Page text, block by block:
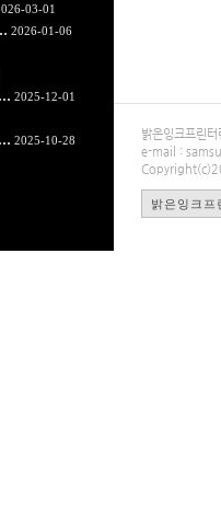
03-01
2026-01-06
… 2025-12-01
… 2025-10-28
밝은잉크프
e-mail :
밝은잉크프